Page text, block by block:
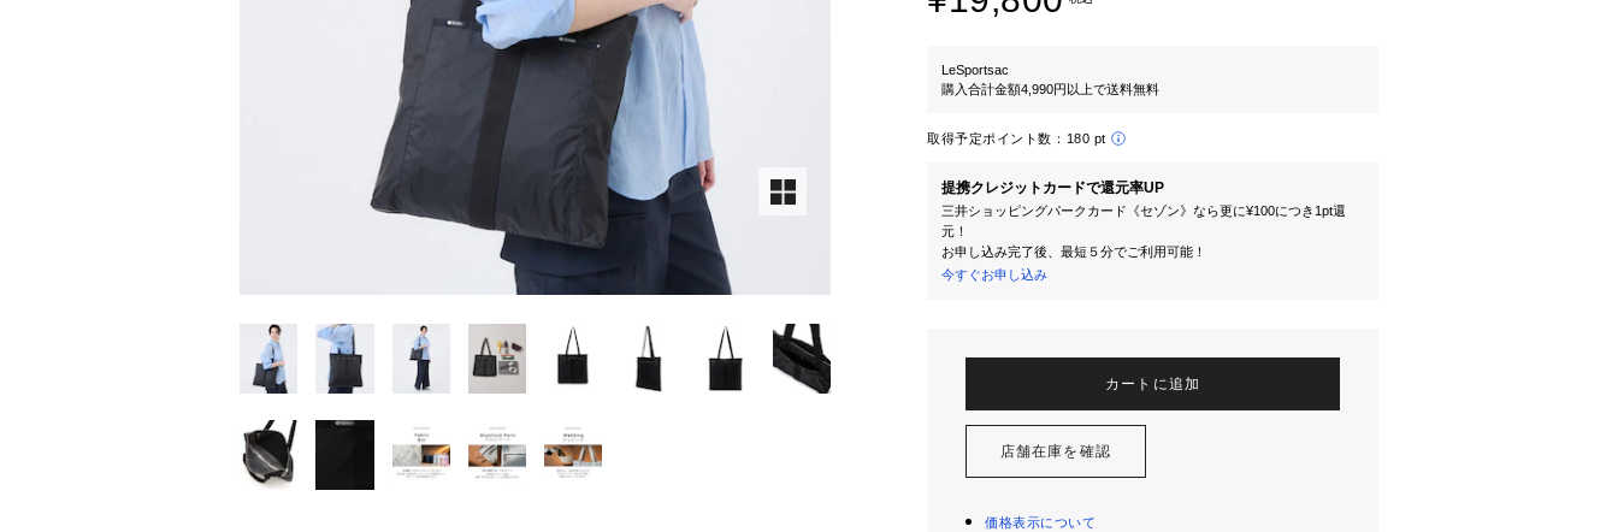
LeSportsac
購入合計金額4,990円以上で送料無料
取得予定ポイント数： 180 pt
提携クレジットカードで還元率UP
三井ショッピングパークカード《セゾン》なら更に¥100につき1pt還
元！
お申し込み完了後、最短５分でご利用可能！
今すぐお申し込み
カートに追加
店舗在庫を確認
価格表示について